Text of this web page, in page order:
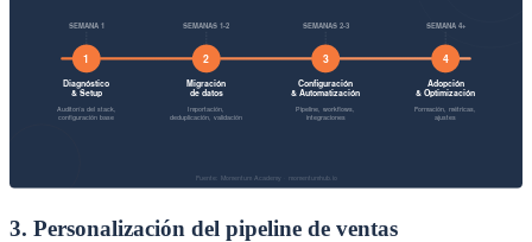
3. Personalización del pipeline de ventas